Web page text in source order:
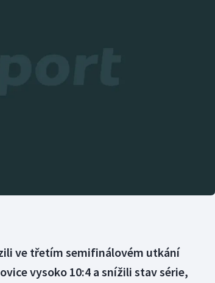
ve třetím semifinálovém utkání
vysoko 10:4 a snížili stav série,